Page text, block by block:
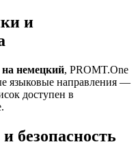
и
на немецкий, PROMT.One
языковые направления —
доступен в
безопасность